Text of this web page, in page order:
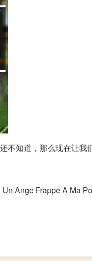
不知道，那么现在让我
Ange Frappe A Ma